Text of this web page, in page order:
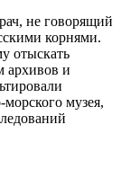
не говорящий
корнями.
отыскать
архивов и
музея,